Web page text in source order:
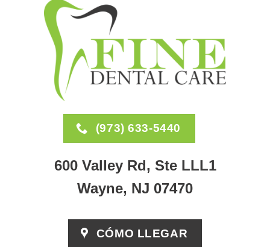
(973) 633-5440
600 Valley Rd, Ste LLL1
Wayne, NJ 07470
CÓMO LLEGAR